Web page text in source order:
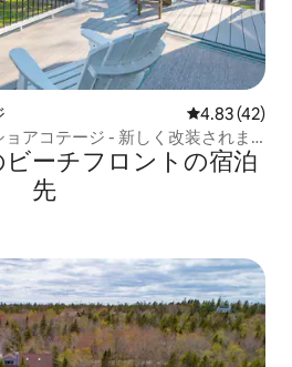
レビュー42
4.83 (42)
アコテージ - 新しく改装されま
ーチフロントの宿泊
先